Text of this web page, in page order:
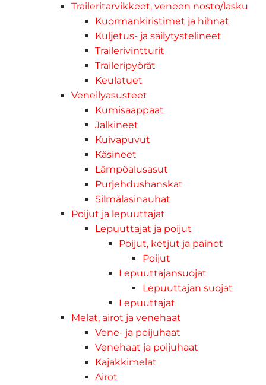
Traileritarvikkeet, veneen nosto/lasku
Kuormankiristimet ja hihnat
Kuljetus- ja säilytystelineet
Trailerivintturit
Traileripyörät
Keulatuet
Veneilyasusteet
Kumisaappaat
Jalkineet
Kuivapuvut
Käsineet
Lämpöalusasut
Purjehdushanskat
Silmälasinauhat
Poijut ja lepuuttajat
Lepuuttajat ja poijut
Poijut, ketjut ja painot
Poijut
Lepuuttajansuojat
Lepuuttajan suojat
Lepuuttajat
Melat, airot ja venehaat
Vene- ja poijuhaat
Venehaat ja poijuhaat
Kajakkimelat
Airot